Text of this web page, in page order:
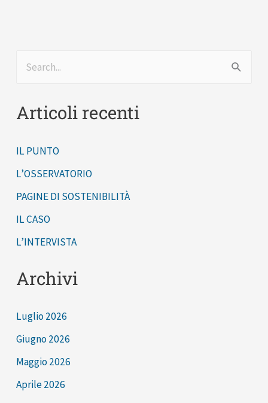
impegno,
iniziative
lungimiranti
su
un
cruciale
nostro
tempo
r
a
:
Articoli recenti
IL PUNTO
L’OSSERVATORIO
PAGINE DI SOSTENIBILITÀ
IL CASO
L’INTERVISTA
Archivi
Luglio 2026
Giugno 2026
Maggio 2026
Aprile 2026